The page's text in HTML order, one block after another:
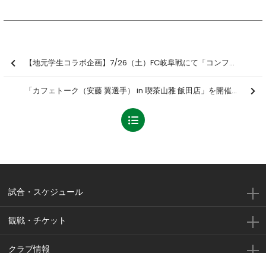
【地元学生コラボ企画】7/26（土）FC岐阜戦にて「コンフィットTシャツ」先着10,000名様にプレゼント！ ※7/16追修正
「カフェトーク（安藤 翼選手） in 喫茶山雅 飯田店」を開催しました【報告】
試合・スケジュール
観戦・チケット
クラブ情報